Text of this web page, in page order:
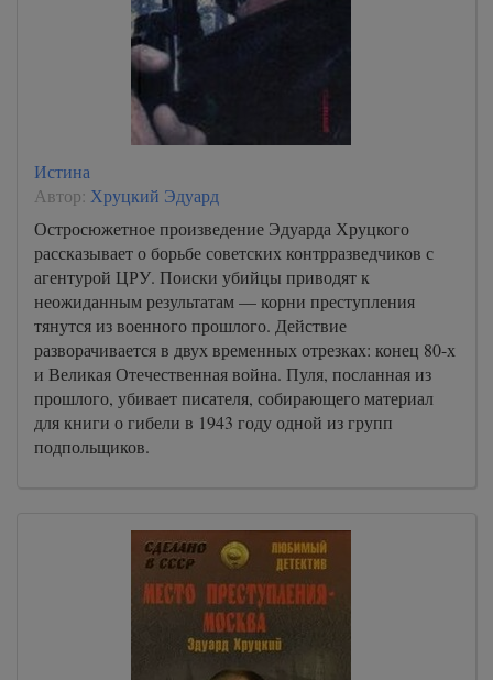
Истина
Автор: Хруцкий Эдуард
Остросюжетное произведение Эдуарда Хруцкого
рассказывает о борьбе советских контрразведчиков с
агентурой ЦРУ. Поиски убийцы приводят к
неожиданным результатам — корни преступления
тянутся из военного прошлого. Действие
разворачивается в двух временных отрезках: конец 80-х
и Великая Отечественная война. Пуля, посланная из
прошлого, убивает писателя, собирающего материал
для книги о гибели в 1943 году одной из групп
подпольщиков.